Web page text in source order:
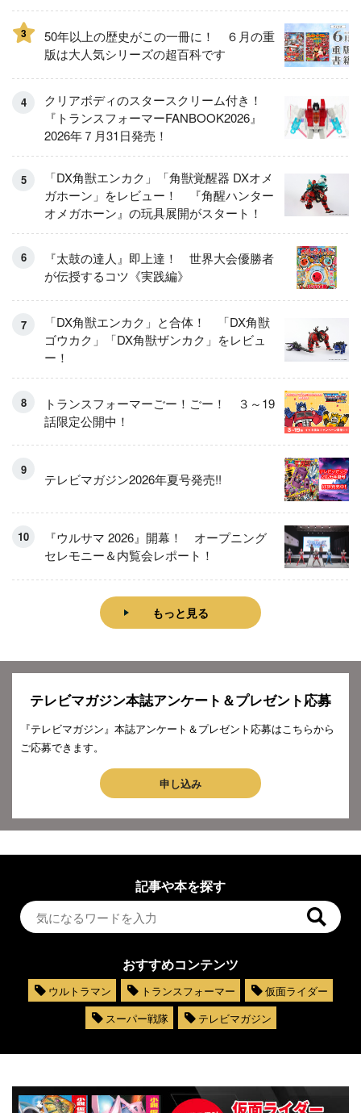
3
50年以上の歴史がこの一冊に！ ６月の重
版は大人気シリーズの超百科です
クリアボディのスタースクリーム付き！
『トランスフォーマーFANBOOK2026』
2026年７月31日発売！
「DX角獣エンカク」「角獣覚醒器 DXオメ
ガホーン」をレビュー！ 『角醒ハンター
オメガホーン』の玩具展開がスタート！
『太鼓の達人』即上達！ 世界大会優勝者
が伝授するコツ《実践編》
「DX角獣エンカク」と合体！ 「DX角獣
ゴウカク」「DX角獣ザンカク」をレビュ
ー！
トランスフォーマーごー！ごー！ ３～19
話限定公開中！
テレビマガジン2026年夏号発売!!
『ウルサマ 2026』開幕！ オープニング
セレモニー＆内覧会レポート！
もっと見る
テレビマガジン本誌アンケート＆プレゼント応募
『テレビマガジン』本誌アンケート＆プレゼント応募はこちらから
ご応募できます。
申し込み
記事や本を探す
おすすめコンテンツ
ウルトラマン トランスフォーマー
仮面ライダー
スーパー戦隊
テレビマガジン